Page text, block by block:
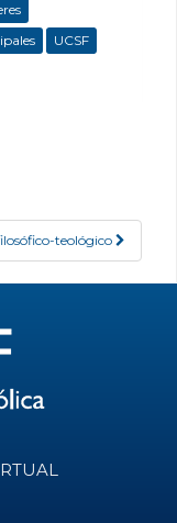
UCSF
teológico